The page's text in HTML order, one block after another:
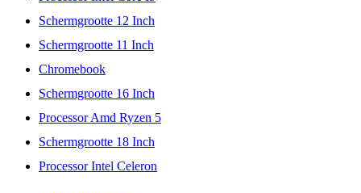
Schermgrootte 12 Inch
Schermgrootte 11 Inch
Chromebook
Schermgrootte 16 Inch
Processor Amd Ryzen 5
Schermgrootte 18 Inch
Processor Intel Celeron